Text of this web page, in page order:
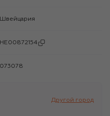
Швейцария
HE00872154
073078
Другой город